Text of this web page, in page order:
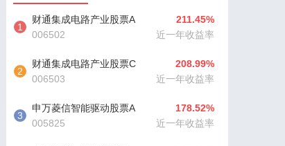
财通集成电路产业股票A
006502
211.45%
近一年收益率
1
财通集成电路产业股票C
006503
208.99%
近一年收益率
2
申万菱信智能驱动股票A
005825
178.52%
近一年收益率
3